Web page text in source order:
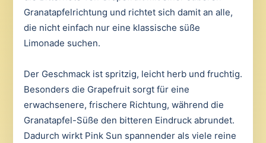
Granatapfelrichtung und richtet sich damit an alle,
die nicht einfach nur eine klassische süße
Limonade suchen.
Der Geschmack ist spritzig, leicht herb und fruchtig.
Besonders die Grapefruit sorgt für eine
erwachsenere, frischere Richtung, während die
Granatapfel-Süße den bitteren Eindruck abrundet.
Dadurch wirkt Pink Sun spannender als viele reine